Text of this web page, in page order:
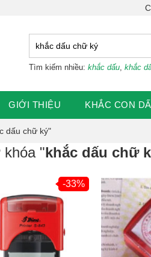
Tìm kiếm nhiều: khắc dấu, khắc
GIỚI THIỆU KHẮC CON
dấu chữ ký"
khóa "khắc dấu chữ
-33%